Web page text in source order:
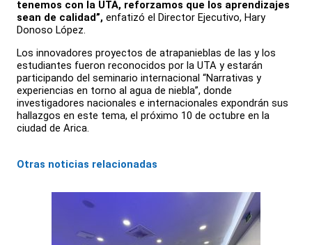
tenemos con la UTA, reforzamos que los aprendizajes
sean de calidad”, enfatizó el Director Ejecutivo, Hary
Donoso López.
Los innovadores proyectos de atrapanieblas de las y los
estudiantes fueron reconocidos por la UTA y estarán
participando del seminario internacional “Narrativas y
experiencias en torno al agua de niebla”, donde
investigadores nacionales e internacionales expondrán sus
hallazgos en este tema, el próximo 10 de octubre en la
ciudad de Arica.
Otras noticias relacionadas